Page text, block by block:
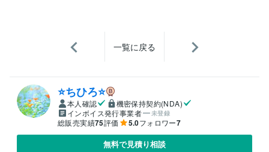
一覧に戻る
⭐️ちひろ⭐️
本人確認
機密保持契約(NDA)
インボイス発行事業者
未登録
総販売実績75評価 5.0フォロワー7
無料で見積り相談